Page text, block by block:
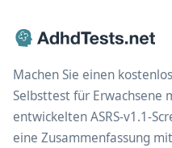
Machen Sie einen
Selbsttest für Erwachsene
entwickelten ASRS-v1.1-
eine Zusammenfassung